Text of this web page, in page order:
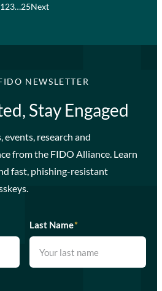
123…25Next
NEWSLETTER
Stay Engaged
events, research and
from the FIDO Alliance. Learn
fast, phishing-resistant
Last Name*